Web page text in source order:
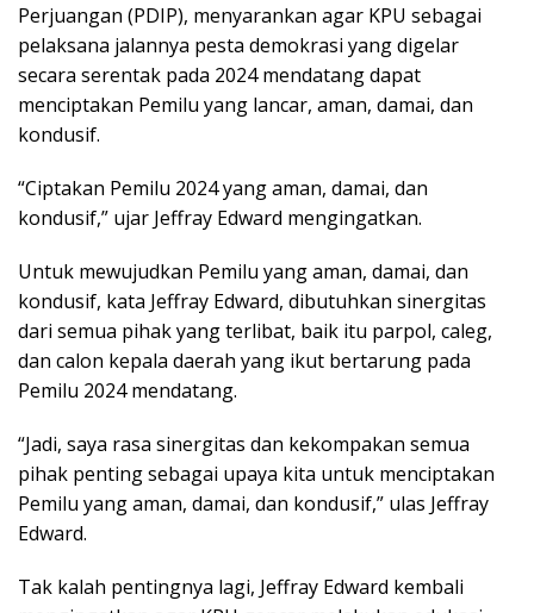
Perjuangan (PDIP), menyarankan agar KPU sebagai
pelaksana jalannya pesta demokrasi yang digelar
secara serentak pada 2024 mendatang dapat
menciptakan Pemilu yang lancar, aman, damai, dan
kondusif.
“Ciptakan Pemilu 2024 yang aman, damai, dan
kondusif,” ujar Jeffray Edward mengingatkan.
Untuk mewujudkan Pemilu yang aman, damai, dan
kondusif, kata Jeffray Edward, dibutuhkan sinergitas
dari semua pihak yang terlibat, baik itu parpol, caleg,
dan calon kepala daerah yang ikut bertarung pada
Pemilu 2024 mendatang.
“Jadi, saya rasa sinergitas dan kekompakan semua
pihak penting sebagai upaya kita untuk menciptakan
Pemilu yang aman, damai, dan kondusif,” ulas Jeffray
Edward.
Tak kalah pentingnya lagi, Jeffray Edward kembali